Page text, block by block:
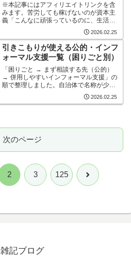
※本記事にはアフィリエイトリンクを含
みます。苦労しても稼げないのが資本主
義「こんなに頑張っているのに、生活が
楽にならない」疲れた体のまま家に帰っ
て、給料明細を見て、静かにため息が出
る。気合いで踏ん張っても、家賃や食費
や税金に吸い込まれて、手...
2026.02.25
引きこもりが使える公的・インフ
ォーマル支援一覧（困りごと別）
「困りごと → まず相談する先（公的）
→ 併用しやすいインフォーマル支援」の
順で整理しました。自治体で名称が少し
違うことがあります。 緊急時（命の危
険・暴力が差し迫っている等）は、ため
2026.02.25
次のページ
2 3 125 次
雑記ブログ